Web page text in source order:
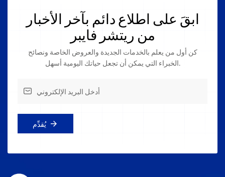
ابقَ على اطلاع دائم بآخر الأخبار
من ريتشر فايبر
كن أول من يعلم بالخدمات الجديدة والعروض الخاصة ونصائح
الخبراء التي يمكن أن تجعل حياتك اليومية أسهل.
يُقدِّم